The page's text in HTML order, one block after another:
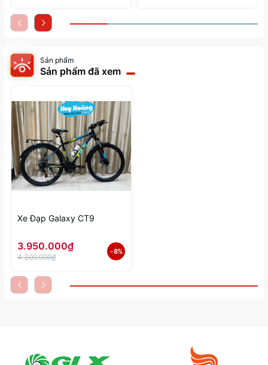
Sản phẩm
Sản phẩm đã xem
Xe Đạp Galaxy CT9
3.950.000₫
4.300.000₫
- 8%